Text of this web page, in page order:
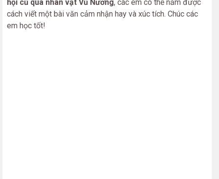
hội cũ qua nhân vật Vũ Nương, các em có thể nắm được
cách viết một bài văn cảm nhận hay và xúc tích. Chúc các
em học tốt!